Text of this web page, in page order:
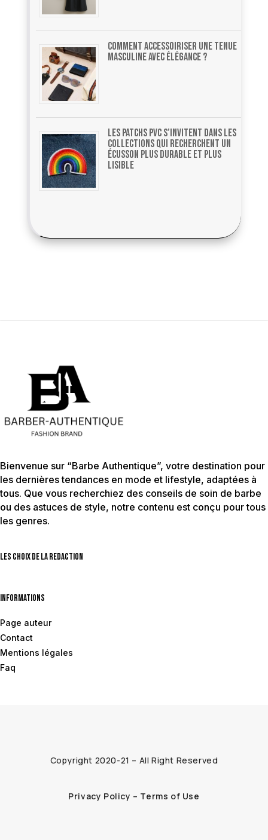
Comment accessoiriser une tenue
masculine avec élégance ?
Les patchs PVC s’invitent dans les
collections qui recherchent un
écusson plus durable et plus
lisible
Bienvenue sur “Barbe Authentique”, votre destination pour
les dernières tendances en mode et lifestyle, adaptées à
tous. Que vous recherchiez des conseils de soin de barbe
ou des astuces de style, notre contenu est conçu pour tous
les genres.
Les choix de la redaction
Informations
Page auteur
Contact
Mentions légales
Faq
Copyright 2020-21 – All Right Reserved
Privacy Policy – Terms of Use